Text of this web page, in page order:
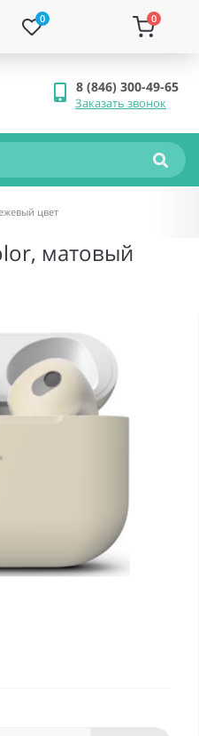
0 0
8 (846) 300-49-65
Заказать звонок
цвет
матовый